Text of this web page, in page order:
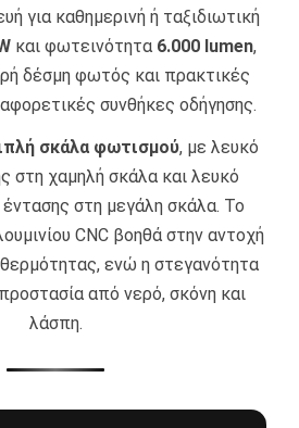
για καθημερινή ή ταξιδιωτική
και φωτεινότητα 6.000 lumen,
δέσμη φωτός και πρακτικές
συνθήκες οδήγησης.
σκάλα φωτισμού, με λευκό
στη χαμηλή σκάλα και λευκό
στη μεγάλη σκάλα. Το
CNC βοηθά στην αντοχή
ενώ η στεγανότητα
από νερό, σκόνη και
λάσπη.